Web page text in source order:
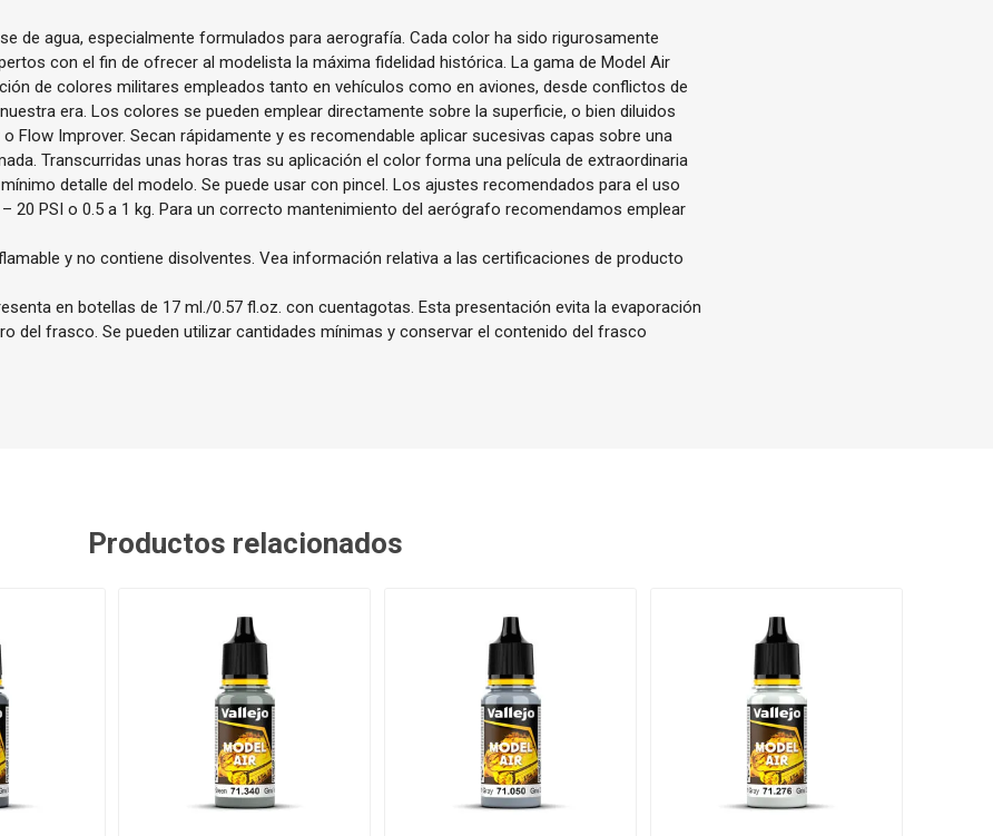
de agua, especialmente formulados para aerografía. Cada color ha sido rigurosamente
con el fin de ofrecer al modelista la máxima fidelidad histórica. La gama de Model Air
de colores militares empleados tanto en vehículos como en aviones, desde conflictos de
era. Los colores se pueden emplear directamente sobre la superficie, o bien diluidos
Flow Improver. Secan rápidamente y es recomendable aplicar sucesivas capas sobre una
Transcurridas unas horas tras su aplicación el color forma una película de extraordinaria
detalle del modelo. Se puede usar con pincel. Los ajustes recomendados para el uso
20 PSI o 0.5 a 1 kg. Para un correcto mantenimiento del aerógrafo recomendamos emplear
y no contiene disolventes. Vea información relativa a las certificaciones de producto
en botellas de 17 ml./0.57 fl.oz. con cuentagotas. Esta presentación evita la evaporación
del frasco. Se pueden utilizar cantidades mínimas y conservar el contenido del frasco
Productos relacionados